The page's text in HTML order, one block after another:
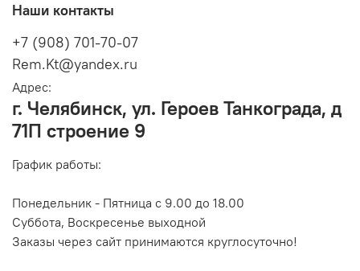
Наши контакты
+7 (908) 701-70-07
Rem.Kt@yandex.ru
Адрес:
г. Челябинск, ул. Героев Танкограда, д
71П строение 9
График работы:
Понедельник - Пятница с 9.00 до 18.00
Суббота, Воскресенье выходной
Заказы через сайт принимаются круглосуточно!